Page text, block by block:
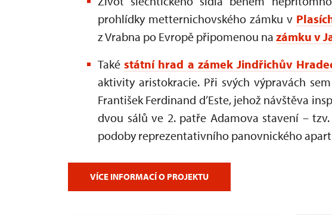
prohlídky metternichovského zámku v
z Vrabna po Evropě připomenou na zámku v
Takéstátní hrad a zámek Jindřichův
aktivity aristokracie. Při svých výpravách
František Ferdinand d’Este, jehož návštěva
dvou sálů ve 2. patře Adamova stavení –
podoby reprezentativního panovnického
VÍCE INFORMACÍ O PROJEKTU